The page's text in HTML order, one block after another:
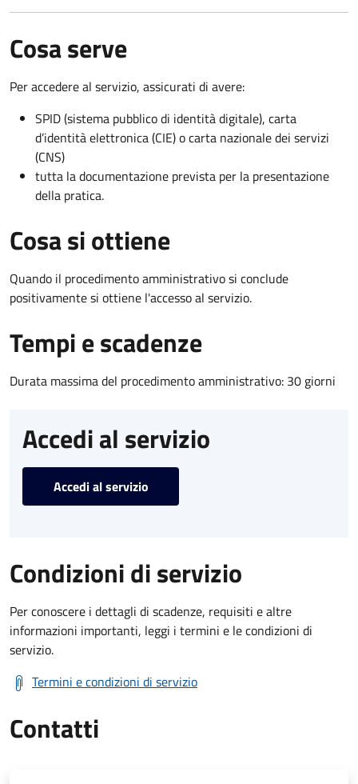
Cosa serve
Per accedere al servizio, assicurati di avere:
SPID (sistema pubblico di identità digitale), carta
d’identità elettronica (CIE) o carta nazionale dei servizi
(CNS)
tutta la documentazione prevista per la presentazione
della pratica.
Cosa si ottiene
Quando il procedimento amministrativo si conclude
positivamente si ottiene l'accesso al servizio.
Tempi e scadenze
Durata massima del procedimento amministrativo: 30 giorni
Accedi al servizio
Accedi al servizio
Condizioni di servizio
Per conoscere i dettagli di scadenze, requisiti e altre
informazioni importanti, leggi i termini e le condizioni di
servizio.
Termini e condizioni di servizio
Contatti